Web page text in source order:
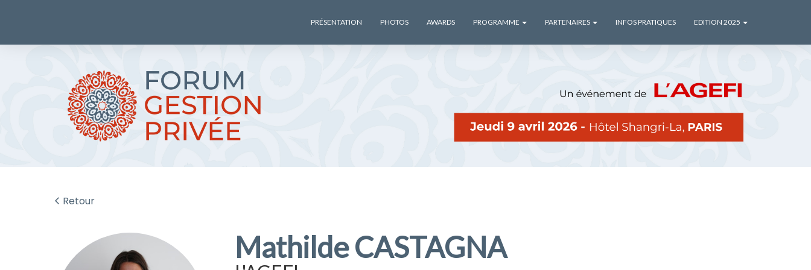
PRÉSENTATION PHOTOS AWARDS PROGRAMME PARTENAIRES INFOS PRATIQUES EDITION 2025
Retour
Mathilde CASTAGNA